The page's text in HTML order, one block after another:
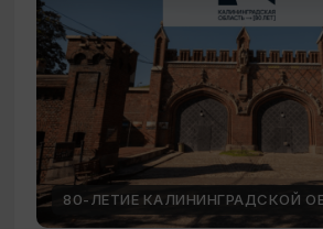
80-ЛЕТИЕ КАЛИНИНГРАДСКОЙ